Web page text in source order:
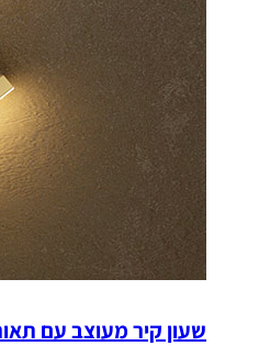
שעון קיר מעוצב עם